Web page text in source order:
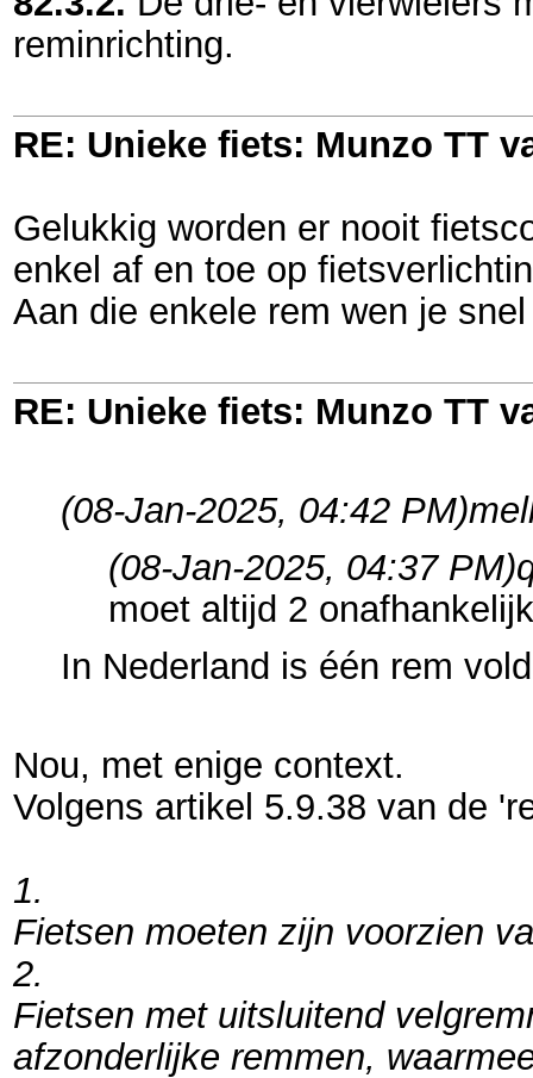
reminrichting.
RE: Unieke fiets: Munzo TT
Gelukkig worden er nooit
enkel af en toe op
Aan die enkele rem wen je
RE: Unieke fiets: Munzo TT
(08-Jan-2025, 04:42 PM)
(08-Jan-2025, 04:37 PM)
moet altijd 2
In Nederland is één rem
Nou, met enige context.
Volgens artikel 5.9.38 van de
1.
Fietsen moeten zijn voorzien
2.
Fietsen met uitsluitend
afzonderlijke remmen,